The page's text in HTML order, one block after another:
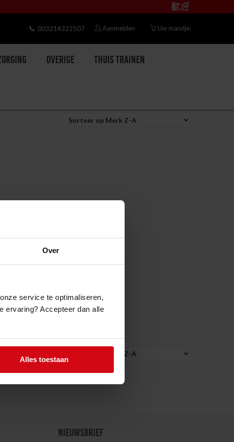
Over
service te optimaliseren,
ervaring? Accepteer dan alle
Alles toestaan
Uw mandje:
Aanmelden
003214322507
Overige Thuis trainen
NIEUWSBRIEF